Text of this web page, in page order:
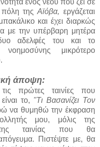
της Αϊόβα, εργάζεται
και έχει διαρκώς
με την υπέρβαρη μητέρα
αδελφές του και το
νοημοσύνης μικρότερο
άποψη:
πρώτες ταινίες που
το, "Τι Βασανίζει Τον
να θυμηθώ την έκφραση
μου, μόλις της
ταινίας που θα
Πιστέψτε με, θα